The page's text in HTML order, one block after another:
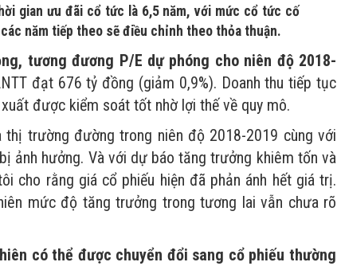
gian ưu đãi cổ tức là 6,5 năm, với mức cổ tức cố
năm tiếp theo sẽ điều chỉnh theo thỏa thuận.
tương đương P/E dự phóng cho niên độ 2018-
đạt 676 tỷ đồng (giảm 0,9%). Doanh thu tiếp tục
được kiểm soát tốt nhờ lợi thế về quy mô.
trường đường trong niên độ 2018-2019 cùng với
ảnh hưởng. Và với dự báo tăng trưởng khiêm tốn và
cho rằng giá cổ phiếu hiện đã phản ánh hết giá trị.
mức độ tăng trưởng trong tương lai vẫn chưa rõ
có thể được chuyển đổi sang cổ phiếu thường